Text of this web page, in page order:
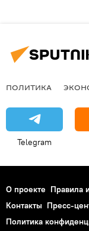
ПОЛИТИКА
Telegram
О проекте Правила
Контакты Пресс-
Политика